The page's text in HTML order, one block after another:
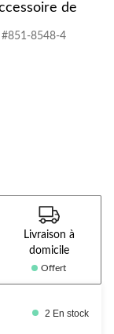
de
#851-8548-4
Livraison à
domicile
Offert
2 En stock